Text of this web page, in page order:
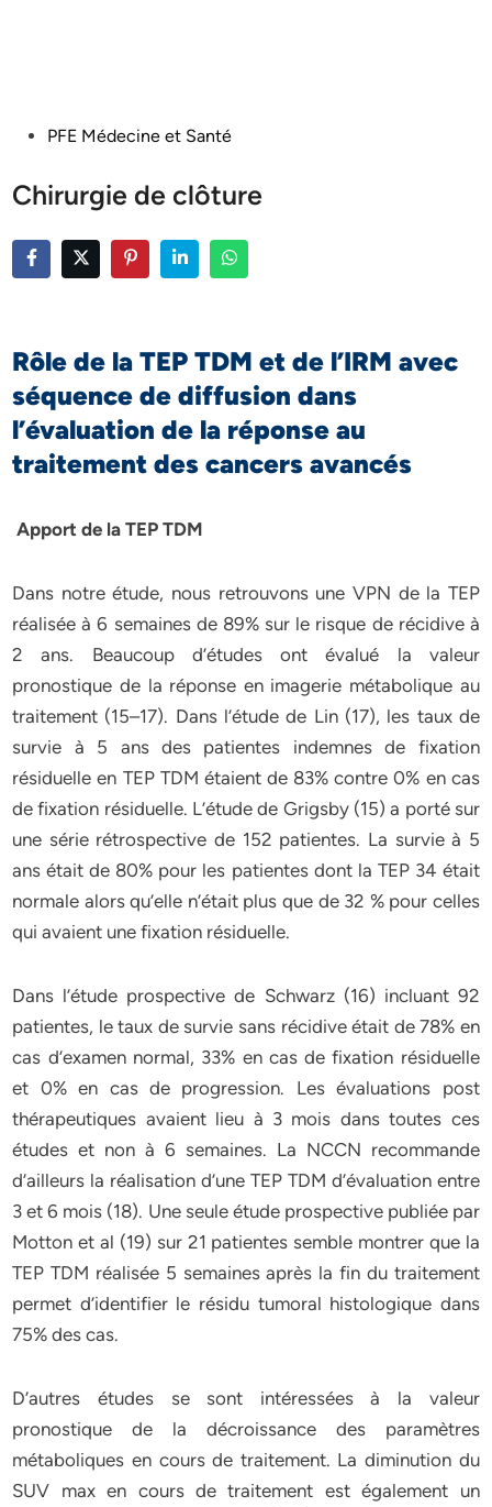
PostedPFE Médecine et Santé
Chirurgie de clôture
Rôle de la TEP TDM et de l’IRM avec
séquence de diffusion dans
l’évaluation de la réponse au
traitement des cancers avancés
Apport de la TEP TDM
Dans notre étude, nous retrouvons une VPN de la TEP
réalisée à 6 semaines de 89% sur le risque de récidive à
2 ans. Beaucoup d’études ont évalué la valeur
pronostique de la réponse en imagerie métabolique au
traitement (15–17). Dans l’étude de Lin (17), les taux de
survie à 5 ans des patientes indemnes de fixation
résiduelle en TEP TDM étaient de 83% contre 0% en cas
de fixation résiduelle. L’étude de Grigsby (15) a porté sur
une série rétrospective de 152 patientes. La survie à 5
ans était de 80% pour les patientes dont la TEP 34 était
normale alors qu’elle n’était plus que de 32 % pour celles
qui avaient une fixation résiduelle.
Dans l’étude prospective de Schwarz (16) incluant 92
patientes, le taux de survie sans récidive était de 78% en
cas d’examen normal, 33% en cas de fixation résiduelle
et 0% en cas de progression. Les évaluations post
thérapeutiques avaient lieu à 3 mois dans toutes ces
études et non à 6 semaines. La NCCN recommande
d’ailleurs la réalisation d’une TEP TDM d’évaluation entre
3 et 6 mois (18). Une seule étude prospective publiée par
Motton et al (19) sur 21 patientes semble montrer que la
TEP TDM réalisée 5 semaines après la fin du traitement
permet d’identifier le résidu tumoral histologique dans
75% des cas.
D’autres études se sont intéressées à la valeur
pronostique de la décroissance des paramètres
métaboliques en cours de traitement. La diminution du
SUV max en cours de traitement est également un